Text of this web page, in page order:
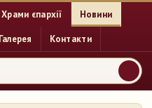
Храми єпархії Новини
Галерея Контакти